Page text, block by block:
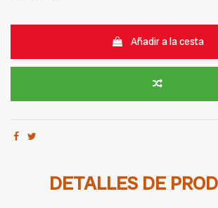
Añadir a la cesta
DETALLES DE